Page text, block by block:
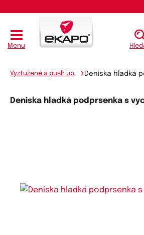
Menu
Vyztužené a push up
Deniska hladká podprsenka s